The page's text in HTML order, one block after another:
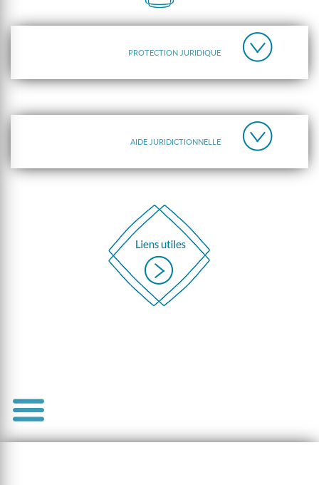
PROTECTION JURIDIQUE
AIDE JURIDICTIONNELLE